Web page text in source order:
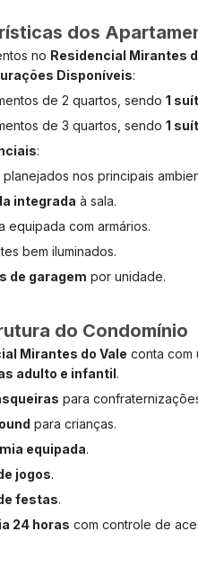
dos
no Residencial Mirantes
Disponíveis:
de 2 quartos, sendo 1
de 3 quartos, sendo 1
:
nos principais
integrada à sala.
equipada com armários.
bem iluminados.
de garagem por unidade.
do Condomínio
Mirantes do Vale conta com
adulto e infantil.
para
para crianças.
equipada.
jogos.
festas.
24 horas com controle de